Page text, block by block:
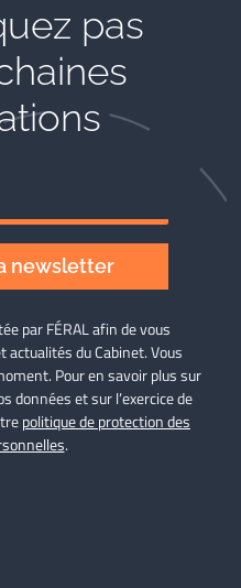
pas
newsletter
par FÉRAL afin de vous
du Cabinet. Vous
Pour en savoir plus sur
données et sur l’exercice de
politique de protection des
.